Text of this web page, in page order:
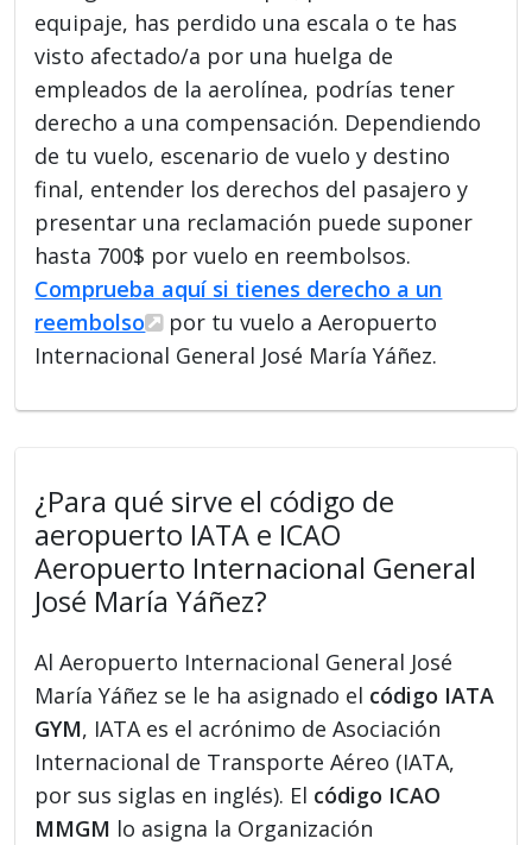
equipaje, has perdido una escala o te has
visto afectado/a por una huelga de
empleados de la aerolínea, podrías tener
derecho a una compensación. Dependiendo
de tu vuelo, escenario de vuelo y destino
final, entender los derechos del pasajero y
presentar una reclamación puede suponer
hasta 700$ por vuelo en reembolsos.
Comprueba aquí si tienes derecho a un
reembolso
por tu vuelo a Aeropuerto
Internacional General José María Yáñez.
¿Para qué sirve el código de
aeropuerto IATA e ICAO
Aeropuerto Internacional General
José María Yáñez?
Al Aeropuerto Internacional General José
María Yáñez se le ha asignado el código IATA
GYM, IATA es el acrónimo de Asociación
Internacional de Transporte Aéreo (IATA,
por sus siglas en inglés). El código ICAO
MMGM lo asigna la Organización